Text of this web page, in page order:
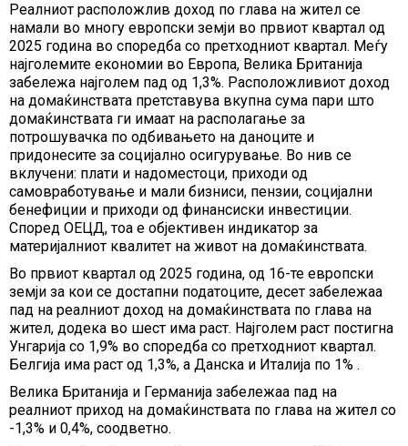
Реалниот расположлив доход по глава на жител се
намали во многу европски земји во првиот квартал од
2025 година во споредба со претходниот квартал. Меѓу
најголемите економии во Европа, Велика Британија
забележа најголем пад од 1,3%. Расположливиот доход
на домаќинствата претставува вкупна сума пари што
домаќинствата ги имаат на располагање за
потрошувачка по одбивањето на даноците и
придонесите за социјално осигурување. Во нив се
вклучени: плати и надоместоци, приходи од
самовработување и мали бизниси, пензии, социјални
бенефиции и приходи од финансиски инвестиции.
Според ОЕЦД, тоа е објективен индикатор за
материјалниот квалитет на живот на домаќинствата.
Во првиот квартал од 2025 година, од 16-те европски
земји за кои се достапни податоците, десет забележаа
пад на реалниот доход на домаќинствата по глава на
жител, додека во шест има раст. Најголем раст постигна
Унгарија со 1,9% во споредба со претходниот квартал.
Белгија има раст од 1,3%, а Данска и Италија по 1% .
Велика Британија и Германија забележаа пад на
реалниот приход на домаќинствата по глава на жител со
-1,3% и 0,4%, соодветно.